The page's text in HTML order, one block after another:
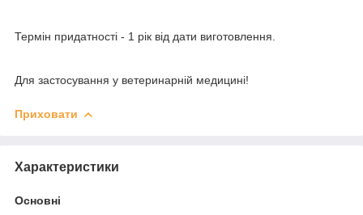
Термін придатності - 1 рік від дати виготовлення.
Для застосування у ветеринарній медицині!
Приховати
Характеристики
Основні